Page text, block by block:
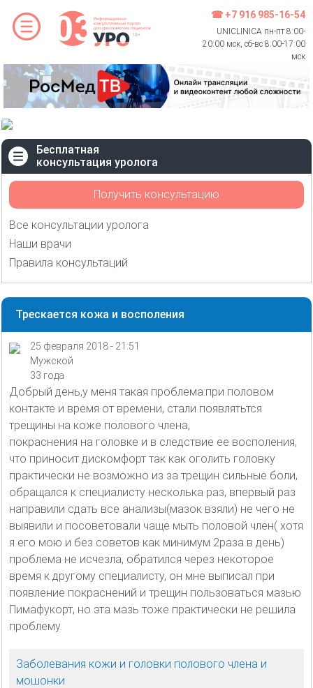
☎ +7 916 985-16-54
UNICLINICA пн-пт 8:00-
20:00 мск, сб-вс 8:00-17:00
мск
Бесплатная
консультация уролога
Получить консультацию
Все консультации уролога
Наши врачи
Правила консультаций
Трескается кожа и восполения
25 февраля 2018 - 21:51
Мужской
33 года
Добрый день,у меня такая проблема:при половом
контакте и время от времени, стали появлятьтся
трещины на коже полового члена,
покраснения на головке и в следствие ее восполения,
что приносит дискомфорт так как оголить головку
практически не возможно из за трещин сильные боли,
обращался к специалисту несколька раз, впервый раз
направили сдать все анализы(мазок взяли) не чего не
выявили и посоветовали чаще мыть половой член( хотя
я его мою и без советов как минимум 2раза в день)
проблема не исчезла, обратился через некоторое
время к другому специалисту, он мне выписал при
появление покраснений и трещин пользоваться мазью
Пимафукорт, но эта мазь тоже практически не решила
проблему.
Заболевания кожи и головки полового члена и
мошонки